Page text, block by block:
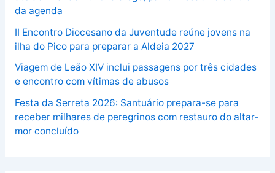
da agenda
II Encontro Diocesano da Juventude reúne jovens na
ilha do Pico para preparar a Aldeia 2027
Viagem de Leão XIV inclui passagens por três cidades
e encontro com vítimas de abusos
Festa da Serreta 2026: Santuário prepara-se para
receber milhares de peregrinos com restauro do altar-
mor concluído